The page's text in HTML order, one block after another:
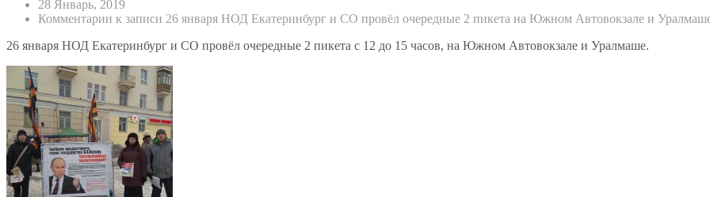
28 Январь, 2019
Комментарии к записи 26 января НОД Екатеринбург и СО провёл очередные 2 пикета на Южном Автовокзале и
26 января НОД Екатеринбург и СО провёл очередные 2 пикета с 12 до 15 часов, на Южном Автовокзале и Уралмаше.